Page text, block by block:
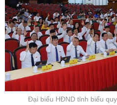
Đại biểu HĐND tỉnh biểu